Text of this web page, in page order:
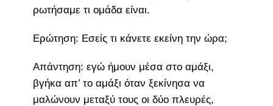
ρωτήσαμε τι ομάδα είναι.
Ερώτηση: Εσείς τι κάνετε εκείνη την ώρα;
Απάντηση: εγώ ήμουν μέσα στο αμάξι,
βγήκα απ’ το αμάξι όταν ξεκίνησα να
μαλώνουν μεταξύ τους οι δύο πλευρές,